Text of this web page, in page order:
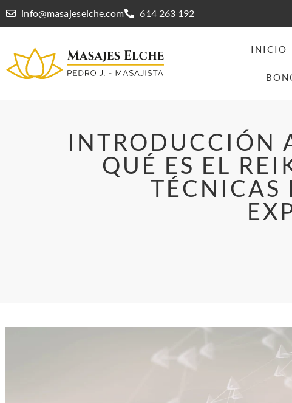
info@masajeselche.com 614 263 192
INICIO
INTRODUCCIÓN
QUÉ ES EL
TÉCNICAS